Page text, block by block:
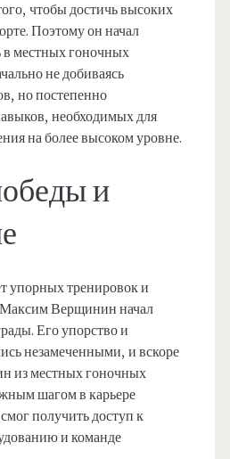
чтобы достичь высоких
Поэтому он начал
в местных гоночных
не добиваясь
но постепенно
необходимых для
на более высоком уровне.
и
упорных тренировок и
Максим Верщинин начал
Его упорство и
незамеченными, и вскоре
из местных гоночных
шагом в карьере
получить доступ к
и команде